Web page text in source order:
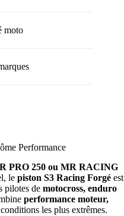
moto
Performance
PRO 250 ou MR RACING
le piston S3 Racing Forgé est
pilotes de motocross, enduro
performance moteur,
les plus extrêmes.